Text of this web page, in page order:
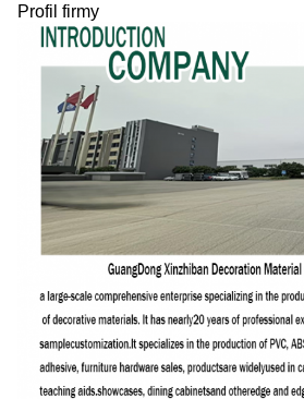
Profil firmy